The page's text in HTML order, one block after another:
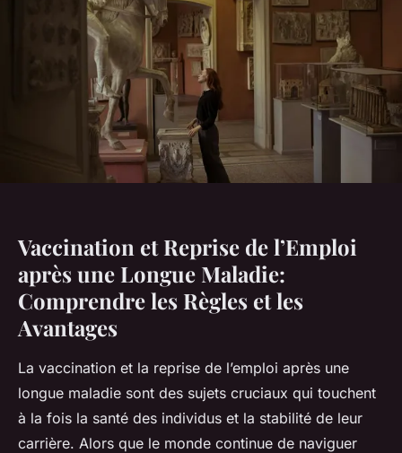
Vaccination et Reprise de l’Emploi
après une Longue Maladie:
Comprendre les Règles et les
Avantages
La vaccination et la reprise de l’emploi après une
longue maladie sont des sujets cruciaux qui touchent
à la fois la santé des individus et la stabilité de leur
carrière. Alors que le monde continue de naviguer